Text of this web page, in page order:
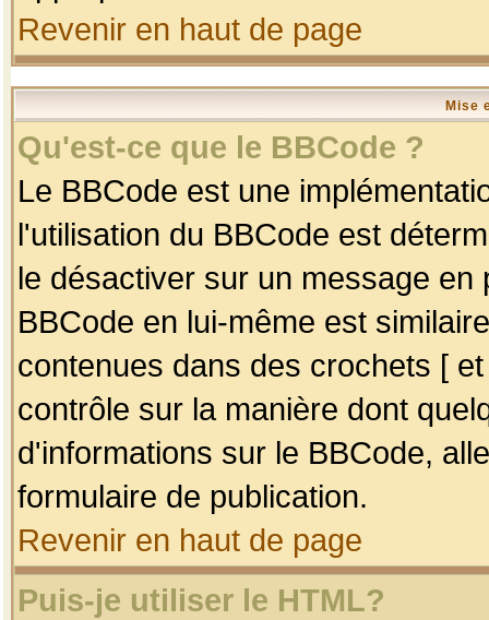
Revenir en haut de page
Mise
Qu'est-ce que le BBCode ?
Le BBCode est une
l'utilisation du BBCode est
le désactiver sur un message
BBCode en lui-même est
contenues dans des crochets [
contrôle sur la manière dont
d'informations sur le BBCode,
formulaire de publication.
Revenir en haut de page
Puis-je utiliser le HTML?